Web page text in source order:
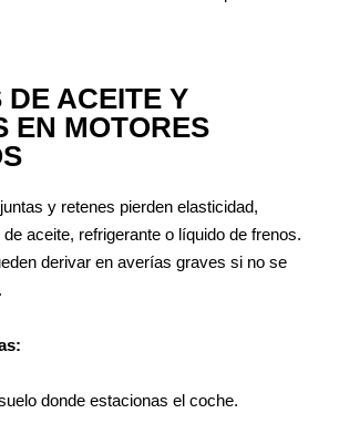
DE ACEITE Y
EN MOTORES
y retenes pierden elasticidad,
aceite, refrigerante o líquido de frenos.
derivar en averías graves si no se
donde estacionas el coche.